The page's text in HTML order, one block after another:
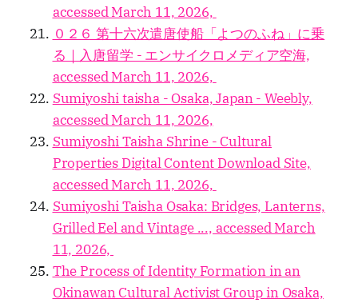
accessed March 11, 2026,
０２６ 第十六次遣唐使船「よつのふね」に乗
る｜入唐留学 - エンサイクロメディア空海,
accessed March 11, 2026,
Sumiyoshi taisha - Osaka, Japan - Weebly,
accessed March 11, 2026,
Sumiyoshi Taisha Shrine - Cultural
Properties Digital Content Download Site,
accessed March 11, 2026,
Sumiyoshi Taisha Osaka: Bridges, Lanterns,
Grilled Eel and Vintage ..., accessed March
11, 2026,
The Process of Identity Formation in an
Okinawan Cultural Activist Group in Osaka,